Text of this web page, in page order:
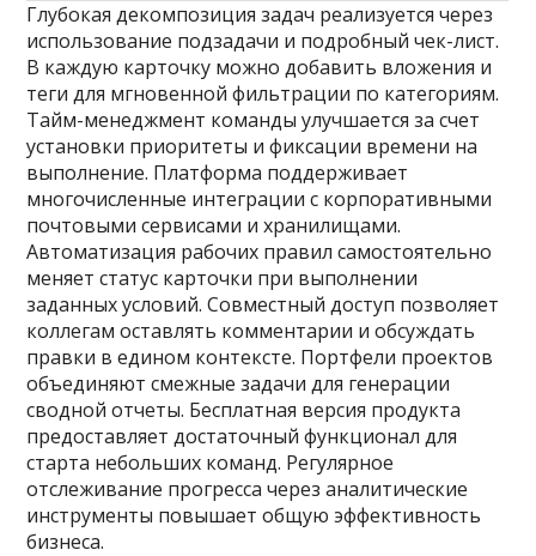
Глубокая декомпозиция задач реализуется через
использование подзадачи и подробный чек-лист.
В каждую карточку можно добавить вложения и
теги для мгновенной фильтрации по категориям.
Тайм-менеджмент команды улучшается за счет
установки приоритеты и фиксации времени на
выполнение. Платформа поддерживает
многочисленные интеграции с корпоративными
почтовыми сервисами и хранилищами.
Автоматизация рабочих правил самостоятельно
меняет статус карточки при выполнении
заданных условий. Совместный доступ позволяет
коллегам оставлять комментарии и обсуждать
правки в едином контексте. Портфели проектов
объединяют смежные задачи для генерации
сводной отчеты. Бесплатная версия продукта
предоставляет достаточный функционал для
старта небольших команд. Регулярное
отслеживание прогресса через аналитические
инструменты повышает общую эффективность
бизнеса.